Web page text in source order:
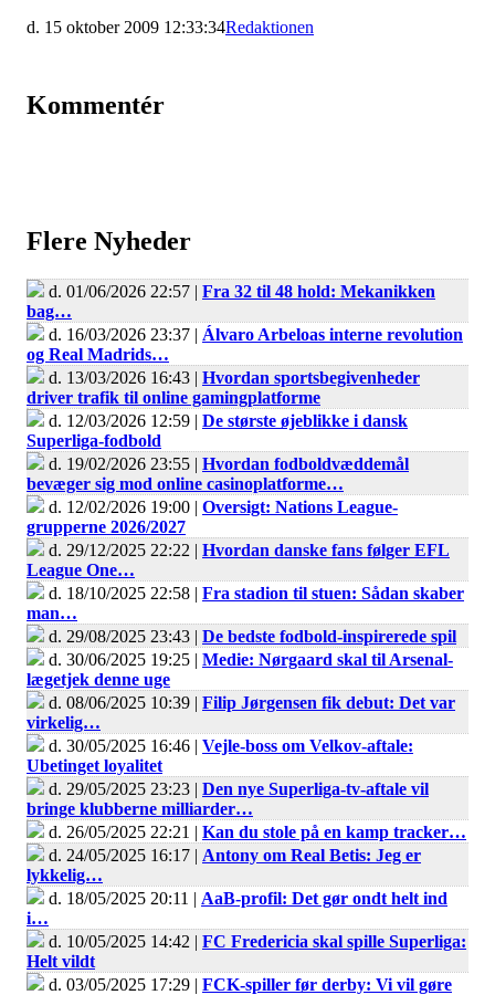
d. 15 oktober 2009 12:33:34Redaktionen
Kommentér
Flere Nyheder
d. 01/06/2026 22:57 | Fra 32 til 48 hold: Mekanikken
bag…
d. 16/03/2026 23:37 | Álvaro Arbeloas interne revolution
og Real Madrids…
d. 13/03/2026 16:43 | Hvordan sportsbegivenheder
driver trafik til online gamingplatforme
d. 12/03/2026 12:59 | De største øjeblikke i dansk
Superliga-fodbold
d. 19/02/2026 23:55 | Hvordan fodboldvæddemål
bevæger sig mod online casinoplatforme…
d. 12/02/2026 19:00 | Oversigt: Nations League-
grupperne 2026/2027
d. 29/12/2025 22:22 | Hvordan danske fans følger EFL
League One…
d. 18/10/2025 22:58 | Fra stadion til stuen: Sådan skaber
man…
d. 29/08/2025 23:43 | De bedste fodbold-inspirerede spil
d. 30/06/2025 19:25 | Medie: Nørgaard skal til Arsenal-
lægetjek denne uge
d. 08/06/2025 10:39 | Filip Jørgensen fik debut: Det var
virkelig…
d. 30/05/2025 16:46 | Vejle-boss om Velkov-aftale:
Ubetinget loyalitet
d. 29/05/2025 23:23 | Den nye Superliga-tv-aftale vil
bringe klubberne milliarder…
d. 26/05/2025 22:21 | Kan du stole på en kamp tracker…
d. 24/05/2025 16:17 | Antony om Real Betis: Jeg er
lykkelig…
d. 18/05/2025 20:11 | AaB-profil: Det gør ondt helt ind
i…
d. 10/05/2025 14:42 | FC Fredericia skal spille Superliga:
Helt vildt
d. 03/05/2025 17:29 | FCK-spiller før derby: Vi vil gøre